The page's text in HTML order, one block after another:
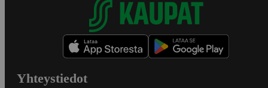
Yhteystiedot